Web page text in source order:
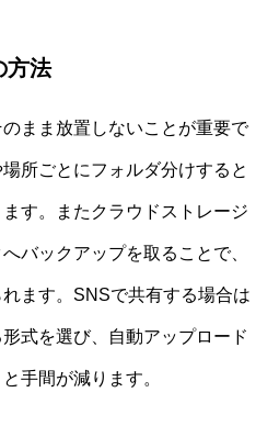
方法
まま放置しないことが重要で
所ごとにフォルダ分けすると
す。またクラウドストレージ
バックアップを取ることで、
ます。SNSで共有する場合は
式を選び、自動アップロード
手間が減ります。